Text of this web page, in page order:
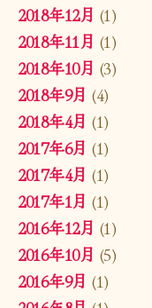
2018年12月 (1)
2018年11月 (1)
2018年10月 (3)
2018年9月 (4)
2018年4月 (1)
2017年6月 (1)
2017年4月 (1)
2017年1月 (1)
2016年12月 (1)
2016年10月 (5)
2016年9月 (1)